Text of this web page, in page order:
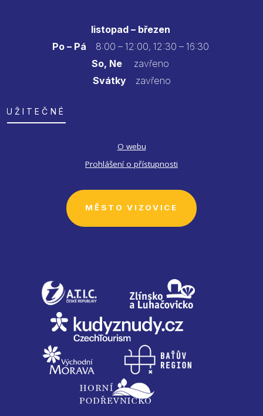
listopad – březen
Po – Pá 8:00 – 12:00, 12:30 – 16:30
So, Ne zavřeno
Svátkyzavřeno
UŽITEČNÉ
O webu
Prohlášení o přístupnosti
MĚSTO VIZOVICE